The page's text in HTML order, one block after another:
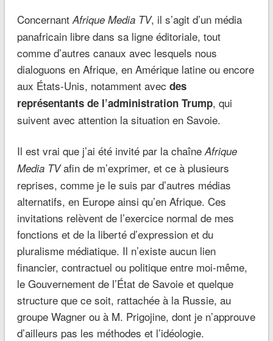
Concernant Afrique Media TV, il s’agit d’un média
panafricain libre dans sa ligne éditoriale, tout
comme d’autres canaux avec lesquels nous
dialoguons en Afrique, en Amérique latine ou encore
aux États-Unis, notamment avec des
représentants de l’administration Trump, qui
suivent avec attention la situation en Savoie.
Il est vrai que j’ai été invité par la chaîne Afrique
Media TVafin de m’exprimer, et ce à plusieurs
reprises, comme je le suis par d’autres médias
alternatifs, en Europe ainsi qu’en Afrique. Ces
invitations relèvent de l’exercice normal de mes
fonctions et de la liberté d’expression et du
pluralisme médiatique. Il n’existe aucun lien
financier, contractuel ou politique entre moi-même,
le Gouvernement de l’État de Savoie et quelque
structure que ce soit, rattachée à la Russie, au
groupe Wagner ou à M. Prigojine, dont je n’approuve
d’ailleurs pas les méthodes et l’idéologie.